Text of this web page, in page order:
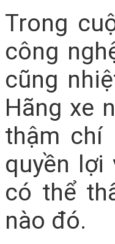
Trong
công
cũng
Hãng xe
thậm chí
quyền lợi
có thể
nào đó.